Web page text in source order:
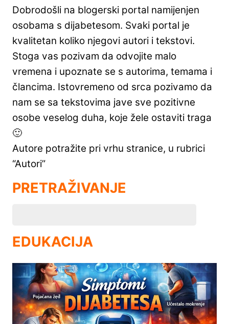
Dobrodošli na blogerski portal namijenjen
osobama s dijabetesom. Svaki portal je
kvalitetan koliko njegovi autori i tekstovi.
Stoga vas pozivam da odvojite malo
vremena i upoznate se s autorima, temama i
člancima. Istovremeno od srca pozivamo da
nam se sa tekstovima jave sve pozitivne
osobe veselog duha, koje žele ostaviti traga
🙂
Autore potražite pri vrhu stranice, u rubrici
“Autori”
PRETRAŽIVANJE
EDUKACIJA